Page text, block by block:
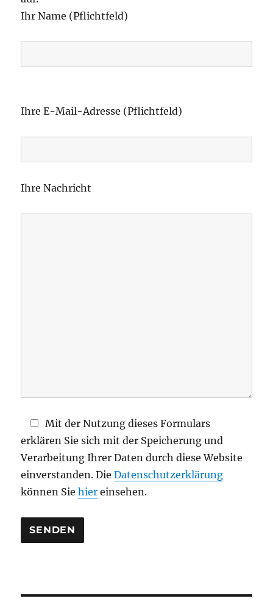
Ihr Name (Pflichtfeld)
i
e
a
s
l
e
e
r
Ihre E-Mail-Adresse (Pflichtfeld)
Ihre Nachricht
Mit der Nutzung dieses Formulars
erklären Sie sich mit der Speicherung und
Verarbeitung Ihrer Daten durch diese Website
einverstanden. DieDatenschutzerklärung
können Siehier einsehen.